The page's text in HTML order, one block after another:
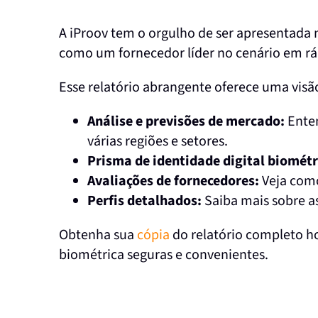
A iProov tem o orgulho de ser
como um fornecedor líder no cenário em
Esse relatório abrangente oferece uma
Análise e previsões de mercado:
várias regiões e setores.
Prisma de identidade digital
Avaliações de fornecedores:Veja
Perfis detalhados: Saiba mais sobre
Obtenha sua cópia do relatório completo
biométrica seguras e convenientes.